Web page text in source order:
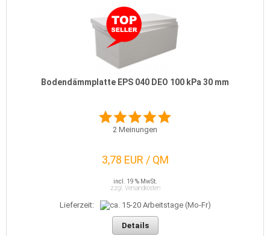
Bodendämmplatte EPS 040 DEO 100 kPa 30 mm
2 Meinungen
3,78 EUR / QM
incl. 19 % MwSt.
zzgl. Versandkosten
Lieferzeit:
Details